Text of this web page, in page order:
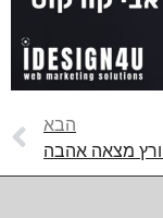
הבא
מצאה אהבה